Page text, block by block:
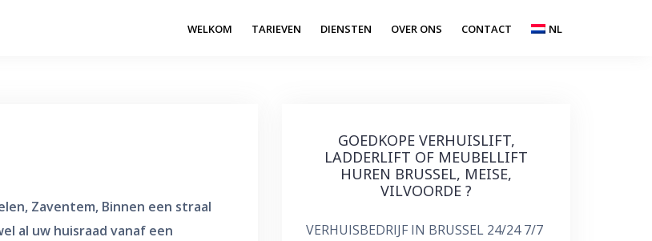
WELKOM TARIEVEN DIENSTEN OVER ONS CONTACT NL
Zaventem, Binnen een straal
al uw huisraad vanaf een
GOEDKOPE VERHUISLIFT,
LADDERLIFT OF MEUBELLIFT
HUREN BRUSSEL, MEISE,
VILVOORDE ?
VERHUISBEDRIJF IN BRUSSEL 24/24 7/7